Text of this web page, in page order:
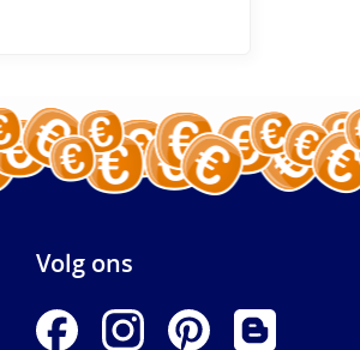
Volg ons